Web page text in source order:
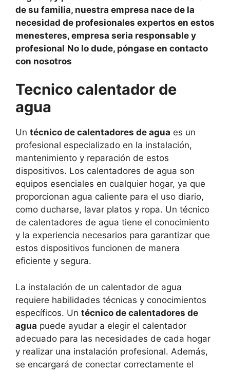
de su familia, nuestra empresa nace de la
necesidad de profesionales expertos en estos
menesteres, empresa seria responsable y
profesional No lo dude, póngase en contacto
con nosotros
Tecnico calentador de
agua
Un técnico de calentadores de agua es un
profesional especializado en la instalación,
mantenimiento y reparación de estos
dispositivos. Los calentadores de agua son
equipos esenciales en cualquier hogar, ya que
proporcionan agua caliente para el uso diario,
como ducharse, lavar platos y ropa. Un técnico
de calentadores de agua tiene el conocimiento
y la experiencia necesarios para garantizar que
estos dispositivos funcionen de manera
eficiente y segura.
La instalación de un calentador de agua
requiere habilidades técnicas y conocimientos
específicos. Un técnico de calentadores de
agua puede ayudar a elegir el calentador
adecuado para las necesidades de cada hogar
y realizar una instalación profesional. Además,
se encargará de conectar correctamente el